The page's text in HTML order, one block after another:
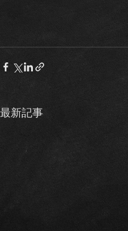
最新記事